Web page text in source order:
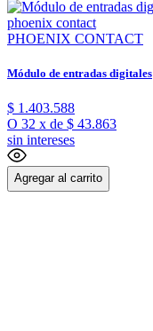
PHOENIX CONTACT
Módulo de entradas digitales
$ 1 .403.588
O 32 x de $ 43.863
sin intereses
Agregar al carrito